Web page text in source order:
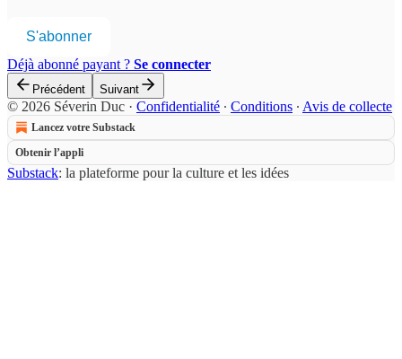
S'abonner
Déjà abonné payant ? Se connecter
Précédent Suivant
© 2026 Séverin Duc · Confidentialité ∙ Conditions ∙ Avis de collecte
Lancez votre Substack
Obtenir l’appli
Substack: la plateforme pour la culture et les idées